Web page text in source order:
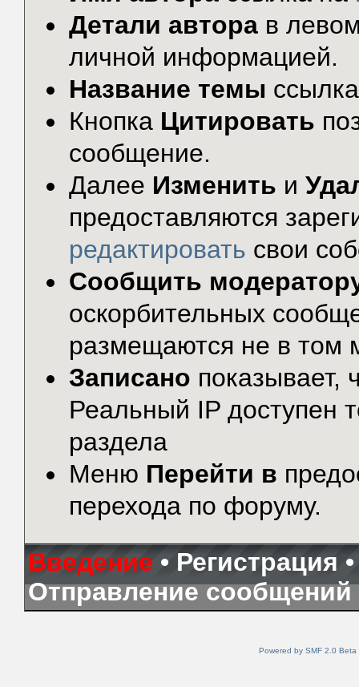
Детали автора в
личной информацией.
Название темы
Кнопка Цитировать
сообщение.
Далее Изменить и
предоставляются
редактировать свои
Сообщить
оскорбительных
размещаются не в том
Записано показывает,
Реальный IP доступен
раздела
Меню Перейти в
перехода по форуму.
Введение • Регистрация
Отправление сообщений
Powered by SMF 2.0 Beta